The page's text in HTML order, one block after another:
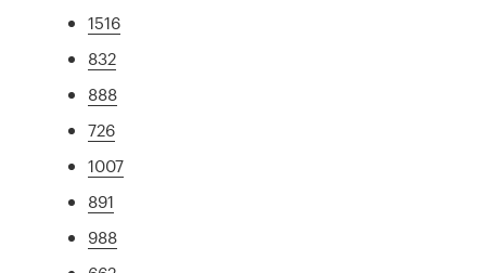
1516
832
888
726
1007
891
988